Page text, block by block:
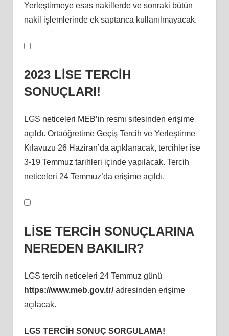
Yerleştirmeye esas nakillerde ve sonraki bütün
nakil işlemlerinde ek saptanca kullanılmayacak.
2023 LİSE TERCİH
SONUÇLARI!
LGS neticeleri MEB’in resmi sitesinden erişime
açıldı. Ortaöğretime Geçiş Tercih ve Yerleştirme
Kılavuzu 26 Haziran’da açıklanacak, tercihler ise
3-19 Temmuz tarihleri içinde yapılacak. Tercih
neticeleri 24 Temmuz’da erişime açıldı.
LİSE TERCİH SONUÇLARINA
NEREDEN BAKILIR?
LGS tercih neticeleri 24 Temmuz günü
https://www.meb.gov.tr/adresinden erişime
açılacak.
LGS TERCİH SONUÇ SORGULAMA!